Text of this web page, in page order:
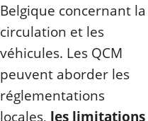
Belgique concernant la
circulation et les
véhicules. Les QCM
peuvent aborder les
réglementations
locales, les limitations